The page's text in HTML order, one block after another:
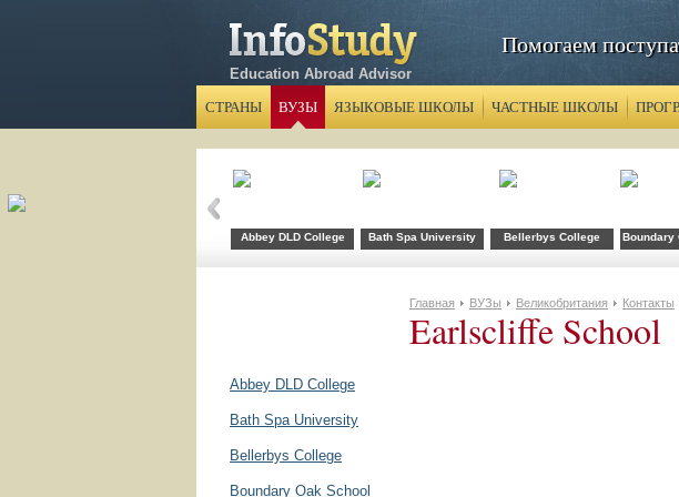
Education Abroad Advisor
Помогаем
СТРАНЫ ВУЗЫ ЯЗЫКОВЫЕ ШКОЛЫ ЧАСТНЫЕ ШКОЛЫ
Abbey DLD College Bath Spa University Bellerbys College Boundary
Abbey DLD College
Bath Spa University
Bellerbys College
Boundary Oak School
Главная ВУЗы Великобритания Контакты
Earlscliffe School